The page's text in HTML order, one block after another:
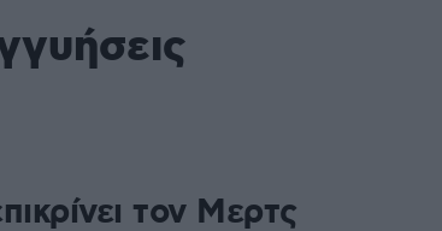
τον Μερτς